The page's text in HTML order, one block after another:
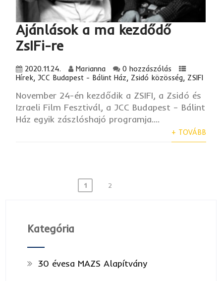
Ajánlások a ma kezdődő
ZsIFi-re
2020.11.24. Marianna
0 hozzászólás
Hírek,JCC Budapest - Bálint Ház, Zsidó közösség, ZSIFI
November 24-én kezdődik a ZSIFI, a Zsidó és
Izraeli Film Fesztivál, a JCC Budapest – Bálint
Ház egyik zászlóshajó programja....
+ TOVÁBB
Bejegyzések
1 2
Kategória
30 évesa MAZS Alapítvány